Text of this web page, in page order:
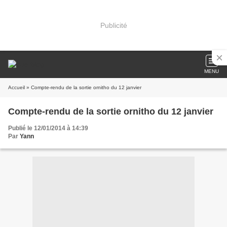
Publicité
MENU
Accueil » Compte-rendu de la sortie ornitho du 12 janvier
Compte-rendu de la sortie ornitho du 12 janvier
Publié le 12/01/2014 à 14:39
Par Yann